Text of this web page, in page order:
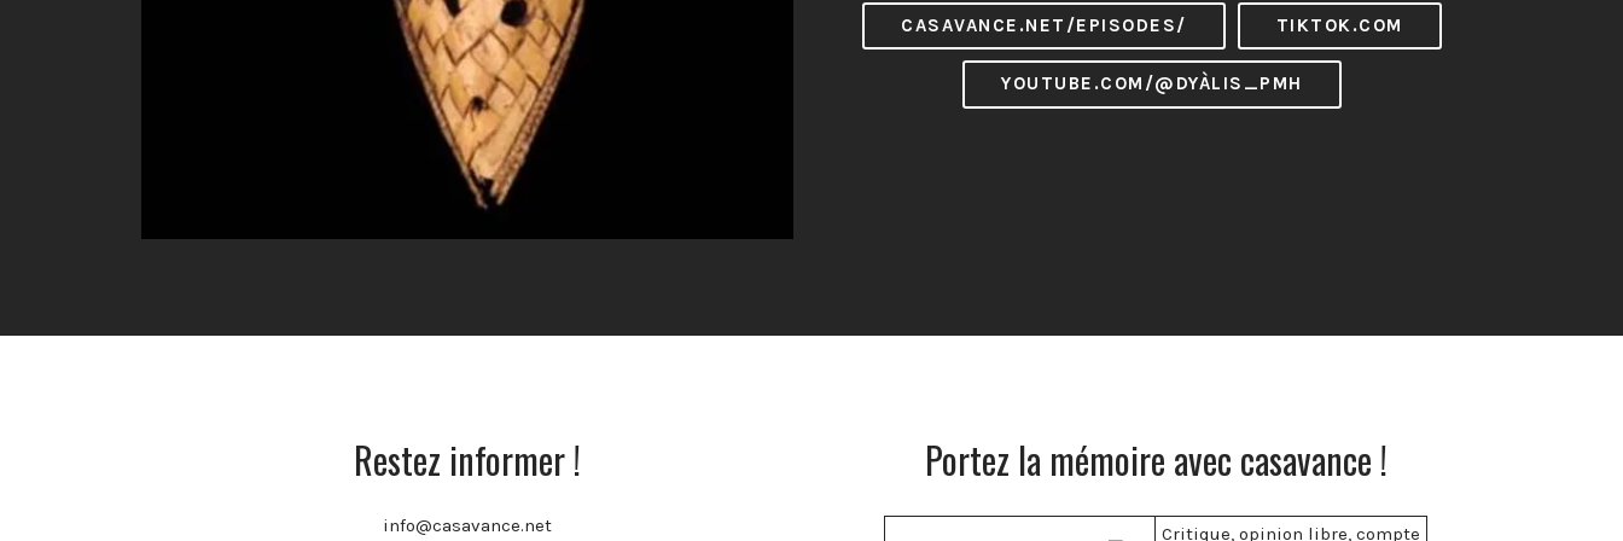
CASAVANCE.NET/EPISODES/ TIKTOK.COM
YOUTUBE.COM/@DYÀLIS_PMH
Restez informer !
info@casavance.net
Portez la mémoire avec casavance !
Critique, opinion libre, compte